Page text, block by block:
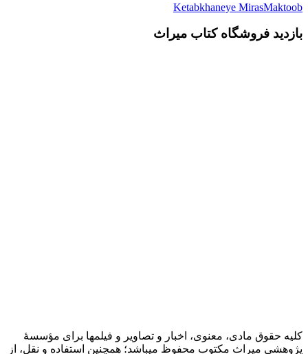
Ketabkhaneye MirasMaktoob
بازدید فروشگاه کتاب میراث
کلیه حقوق مادی، معنوی، اخبار و تصاویر و فیلمها برای مؤسسۀ
پژوهشی میراث مکتوب محفوظ میباشد؛ همچنین استفاده و نقل، از